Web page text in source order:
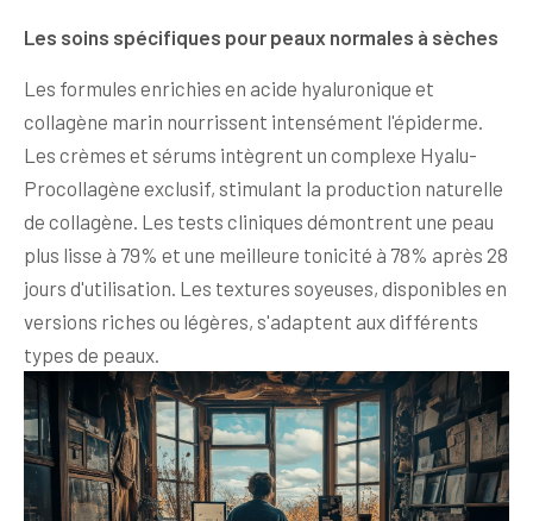
Les soins spécifiques pour peaux normales à sèches
Les formules enrichies en acide hyaluronique et
collagène marin nourrissent intensément l'épiderme.
Les crèmes et sérums intègrent un complexe Hyalu-
Procollagène exclusif, stimulant la production naturelle
de collagène. Les tests cliniques démontrent une peau
plus lisse à 79% et une meilleure tonicité à 78% après 28
jours d'utilisation. Les textures soyeuses, disponibles en
versions riches ou légères, s'adaptent aux différents
types de peaux.